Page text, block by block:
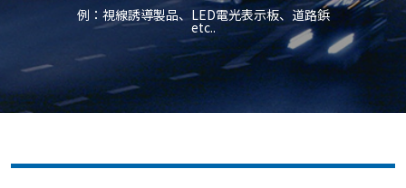
例：視線誘導製品、LED電光表示板、道路鋲
etc..